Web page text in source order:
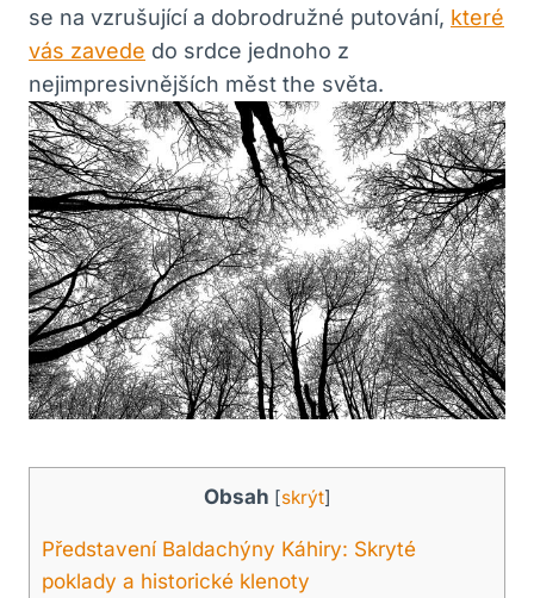
se na vzrušující a dobrodružné putování, které
vás zavede do srdce jednoho z
nejimpresivnějších měst the světa.
Obsah [skrýt]
Představení Baldachýny Káhiry: Skryté
poklady a historické klenoty